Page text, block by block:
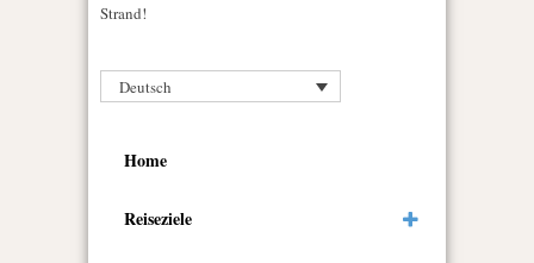
Strand!
Deutsch
Home
Reiseziele